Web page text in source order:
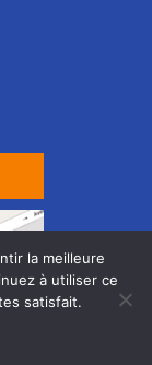
la meilleure
à utiliser ce
satisfait.